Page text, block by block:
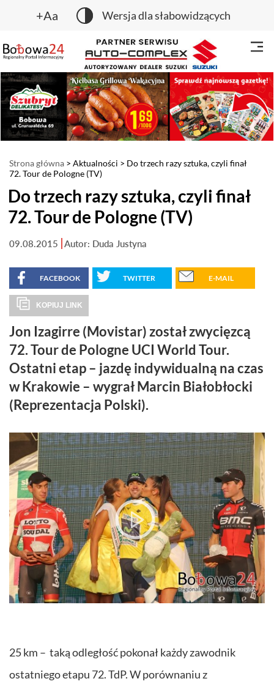
+Aa Wersja dla słabowidzących
Strona główna > Aktualności > Do trzech razy sztuka, czyli finał
72. Tour de Pologne (TV)
Do trzech razy sztuka, czyli finał
72. Tour de Pologne (TV)
09.08.2015 Autor: Duda Justyna
FACEBOOK TWITTER E-MAIL
KOPIUJ LINK
Jon Izagirre (Movistar) został zwycięzcą
72. Tour de Pologne UCI World Tour.
Ostatni etap – jazdę indywidualną na czas
w Krakowie – wygrał Marcin Białobłocki
(Reprezentacja Polski).
25 km – taką odległość pokonał każdy zawodnik
ostatniego etapu 72. TdP. W porównaniu z